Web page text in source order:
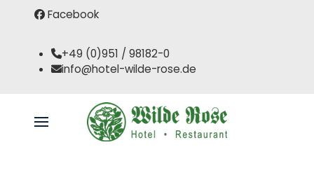
Facebook
+49 (0)951 / 98182-0
info@hotel-wilde-rose.de